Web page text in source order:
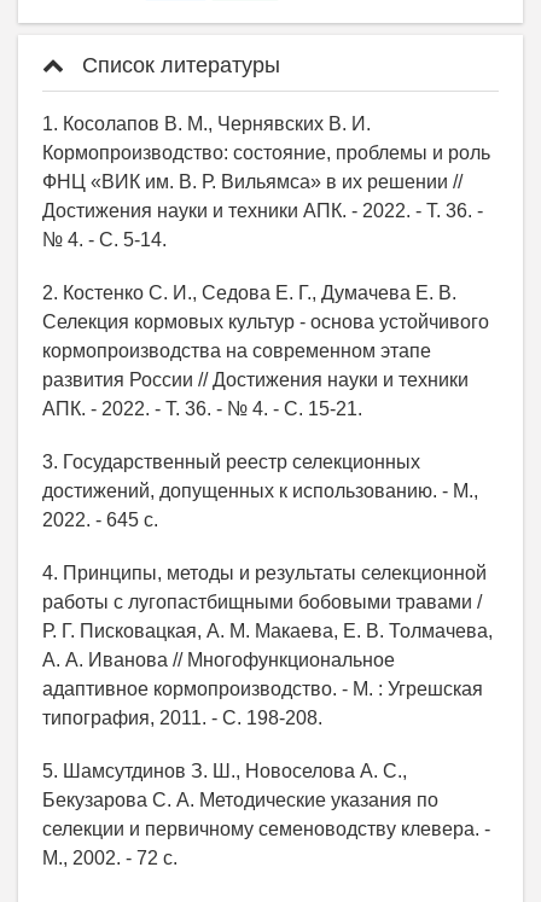
Список литературы
1. Косолапов В. М., Чернявских В. И.
Кормопроизводство: состояние, проблемы и роль
ФНЦ «ВИК им. В. Р. Вильямса» в их решении //
Достижения науки и техники АПК. - 2022. - Т. 36. -
№ 4. - С. 5-14.
2. Костенко С. И., Седова Е. Г., Думачева Е. В.
Селекция кормовых культур - основа устойчивого
кормопроизводства на современном этапе
развития России // Достижения науки и техники
АПК. - 2022. - Т. 36. - № 4. - С. 15-21.
3. Государственный реестр селекционных
достижений, допущенных к использованию. - М.,
2022. - 645 с.
4. Принципы, методы и результаты селекционной
работы с лугопастбищными бобовыми травами /
Р. Г. Писковацкая, А. М. Макаева, Е. В. Толмачева,
А. А. Иванова // Многофункциональное
адаптивное кормопроизводство. - М. : Угрешская
типография, 2011. - С. 198-208.
5. Шамсутдинов З. Ш., Новоселова А. С.,
Бекузарова С. А. Методические указания по
селекции и первичному семеноводству клевера. -
М., 2002. - 72 с.